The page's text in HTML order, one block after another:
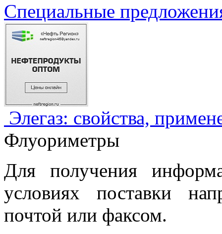
Специальные
Элегаз: свойства,
Флуориметры
Для получения
условиях поставки
почтой или факсом.